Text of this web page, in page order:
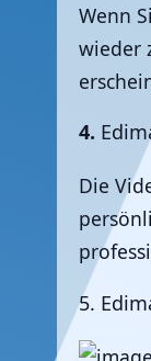
Wenn
wieder
4.
Die
5.